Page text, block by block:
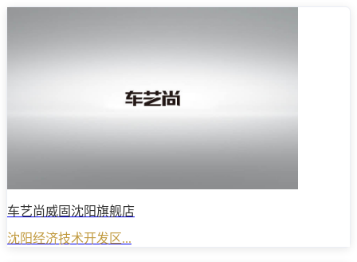
车艺尚威固沈阳旗舰店
沈阳经济技术开发区...